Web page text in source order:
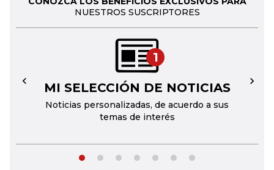
NUESTROS SUSCRIPTORES
1
MI SELECCIÓN DE NOTICIAS
Noticias personalizadas, de acuerdo a sus
temas de interés
← →